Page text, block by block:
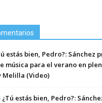
estás bien, Pedro?: Sánchez
música para el verano en
Melilla (Video)
¿Tú estás bien, Pedro?: